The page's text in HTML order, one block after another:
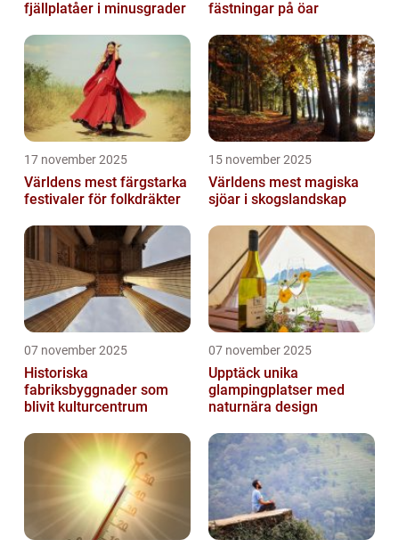
fjällplatåer i minusgrader
fästningar på öar
17 november 2025
Världens mest färgstarka
festivaler för folkdräkter
15 november 2025
Världens mest magiska
sjöar i skogslandskap
07 november 2025
Historiska
fabriksbyggnader som
blivit kulturcentrum
07 november 2025
Upptäck unika
glampingplatser med
naturnära design